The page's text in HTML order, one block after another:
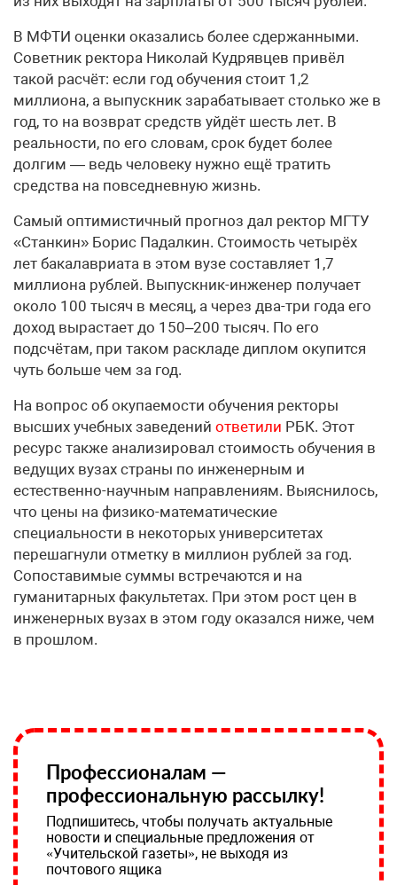
В МФТИ оценки оказались более сдержанными.
Советник ректора Николай Кудрявцев привёл
такой расчёт: если год обучения стоит 1,2
миллиона, а выпускник зарабатывает столько же в
год, то на возврат средств уйдёт шесть лет. В
реальности, по его словам, срок будет более
долгим — ведь человеку нужно ещё тратить
средства на повседневную жизнь.
Самый оптимистичный прогноз дал ректор МГТУ
«Станкин» Борис Падалкин. Стоимость четырёх
лет бакалавриата в этом вузе составляет 1,7
миллиона рублей. Выпускник-инженер получает
около 100 тысяч в месяц, а через два-три года его
доход вырастает до 150–200 тысяч. По его
подсчётам, при таком раскладе диплом окупится
чуть больше чем за год.
На вопрос об окупаемости обучения ректоры
высших учебных заведений ответили РБК. Этот
ресурс также анализировал стоимость обучения в
ведущих вузах страны по инженерным и
естественно-научным направлениям. Выяснилось,
что цены на физико-математические
специальности в некоторых университетах
перешагнули отметку в миллион рублей за год.
Сопоставимые суммы встречаются и на
гуманитарных факультетах. При этом рост цен в
инженерных вузах в этом году оказался ниже, чем
в прошлом.
Профессионалам —
профессиональную рассылку!
Подпишитесь, чтобы получать актуальные
новости и специальные предложения от
«Учительской газеты», не выходя из
почтового ящика